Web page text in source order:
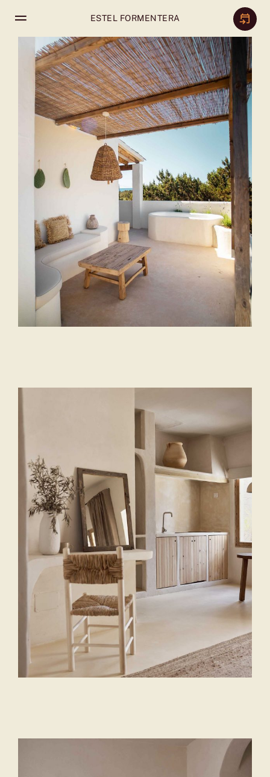
contenido
ESTEL FORMENTERA